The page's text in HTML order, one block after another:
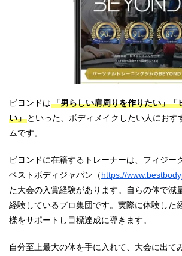
ビヨンドは「男らしい肩周りを作りたい」「
い」 といった、ボディメイクしたい人におす
ムです。
ビヨンドに在籍するトレーナーは、フィジー
ベストボディジャパン（https://
た大会の入賞経験があります。自らの体で減
経験しているプロ集団です。実際に体験した
様をサポートし目標達成に導きます。
自分至上最大の体を手に入れて、大会に出て